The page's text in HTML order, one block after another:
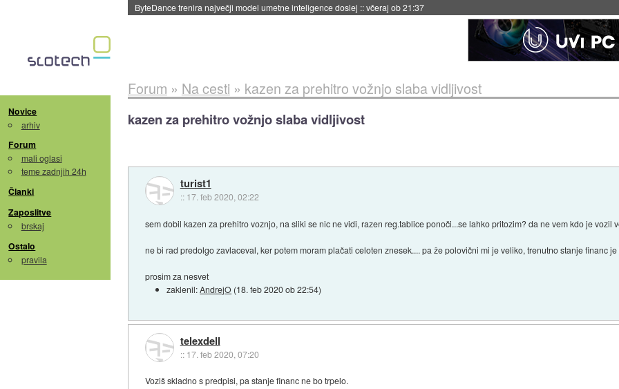
ByteDance trenira največji model umetne inteligence doslej ::včeraj ob 21:37
Novice
arhiv
Forum
mali oglasi
teme zadnjih 24h
Članki
Zaposlitve
brskaj
Ostalo
pravila
Forum » Na cesti » kazen za prehitro vožnjo slaba vidljivost
kazen za prehitro vožnjo slaba vidljivost
turist1
:: 17. feb 2020, 02:22
sem dobil kazen za prehitro voznjo, na sliki se nic ne vidi, razen reg.tablice ponoči...se lahko pritozim? da ne vem kdo je vozil
ne bi rad predolgo zavlaceval, ker potem moram plačati celoten znesek.... pa že polovični mi je veliko, trenutno stanje financ je
prosim za nesvet
zaklenil:AndrejO (18. feb 2020 ob 22:54)
telexdell
:: 17. feb 2020, 07:20
Voziš skladno s predpisi, pa stanje financ ne bo trpelo.